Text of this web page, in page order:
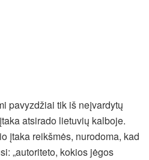
pavyzdžiai tik iš neįvardytų
atsirado lietuvių kalboje.
įtaka reikšmės, nurodoma, kad
„autoriteto, kokios jėgos